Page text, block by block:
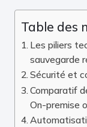
Table des
Les piliers
sauvegarde
Sécurité et
Comparatif
On-premise